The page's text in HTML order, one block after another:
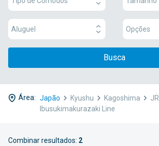
Aluguel Opções
Busca
Área: Japão Kyushu Kagoshima
JR
Ibusukimakurazaki Line
Combinar resultados: 2